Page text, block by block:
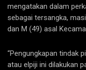
mengatakan dalam
sebagai tersangka,
dan M (49) asal
“Pengungkapan tindak
atau elpiji ini dilakukan